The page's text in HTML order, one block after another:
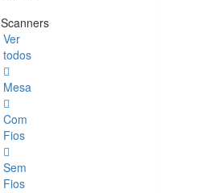
Scanners
Ver
todos
Mesa
Com
Fios
Sem
Fios